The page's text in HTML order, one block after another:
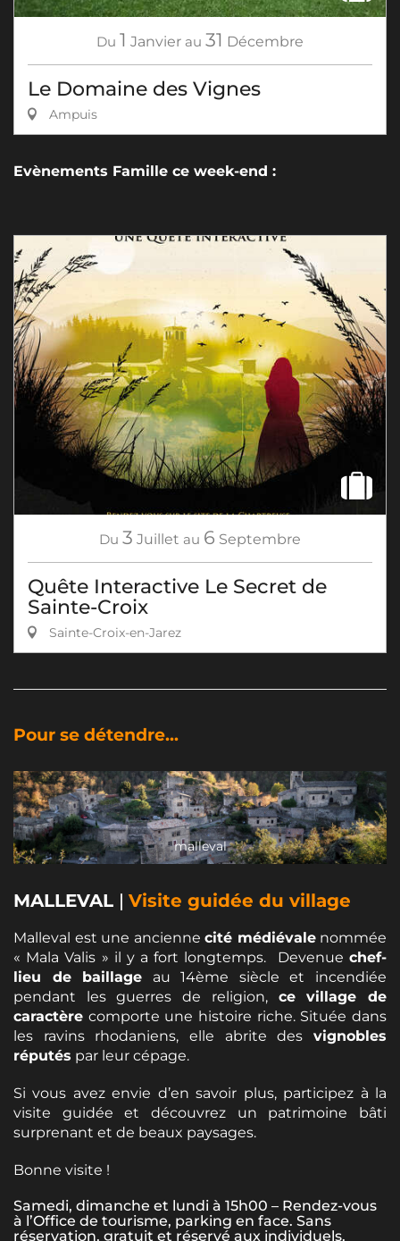
Du 1 Janvier au 31 Décembre
Le Domaine des Vignes
Ampuis
Evènements Famille ce week-end :
Du 3 Juillet au 6 Septembre
Quête Interactive Le Secret de
Sainte-Croix
Sainte-Croix-en-Jarez
Pour se détendre...
malleval
MALLEVAL | Visite guidée du village
Malleval est une ancienne cité médiévalenommée
« Mala Valis » il y a fort longtemps. Devenue chef-
lieu de baillage au 14ème siècle et incendiée
pendant les guerres de religion, ce village de
caractère comporte une histoire riche. Située dans
les ravins rhodaniens, elle abrite des vignobles
réputés par leur cépage.
Si vous avez envie d’en savoir plus, participez à la
visite guidée et découvrez un patrimoine bâti
surprenant et de beaux paysages.
Bonne visite !
Samedi, dimanche et lundi à 15h00 – Rendez-vous
à l’Office de tourisme, parking en face. Sans
réservation, gratuit et réservé aux individuels.